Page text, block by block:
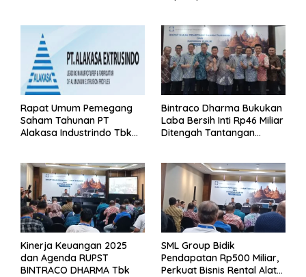
Rapat Umum Pemegang
Saham Tahunan PT
Alakasa Industrindo Tbk
Bintraco Dharma Bukukan
Laba Bersih Inti Rp46 Miliar
Ditengah Tantangan
Kinerja Keuangan 2025
dan Agenda RUPST
BINTRACO DHARMA Tbk
SML Group Bidik
Pendapatan Rp500 Miliar,
Perkuat Bisnis Rental Alat